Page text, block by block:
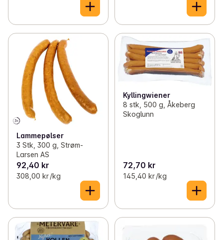
Lammepølser
3 Stk, 300 g, Strøm-
Larsen AS
92,40 kr
308,00 kr /kg
Kyllingwiener
8 stk, 500 g, Åkeberg
Skoglunn
72,70 kr
145,40 kr /kg